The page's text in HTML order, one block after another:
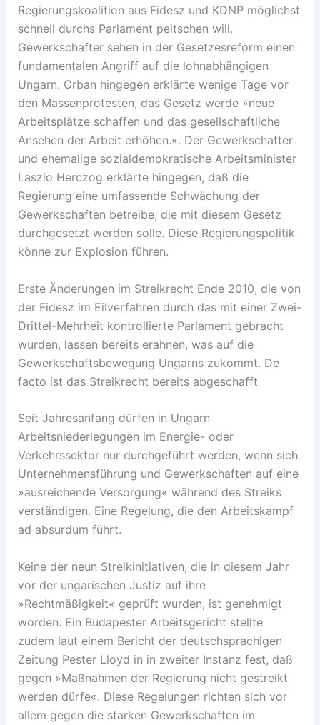
Regierungskoalition aus Fidesz und KDNP möglichst
schnell durchs Parlament peitschen will.
Gewerkschafter sehen in der Gesetzesreform einen
fundamentalen Angriff auf die lohnabhängigen
Ungarn. Orban hingegen erklärte wenige Tage vor
den Massenprotesten, das Gesetz werde »neue
Arbeitsplätze schaffen und das gesellschaftliche
Ansehen der Arbeit erhöhen.«. Der Gewerkschafter
und ehemalige sozialdemokratische Arbeitsminister
Laszlo Herczog erklärte hingegen, daß die
Regierung eine umfassende Schwächung der
Gewerkschaften betreibe, die mit diesem Gesetz
durchgesetzt werden solle. Diese Regierungspolitik
könne zur Explosion führen.
Erste Änderungen im Streikrecht Ende 2010, die von
der Fidesz im Eilverfahren durch das mit einer Zwei-
Drittel-Mehrheit kontrollierte Parlament gebracht
wurden, lassen bereits erahnen, was auf die
Gewerkschaftsbewegung Ungarns zukommt. De
facto ist das Streikrecht bereits abgeschafft
Seit Jahresanfang dürfen in Ungarn
Arbeitsniederlegungen im Energie- oder
Verkehrssektor nur durchgeführt werden, wenn sich
Unternehmensführung und Gewerkschaften auf eine
»ausreichende Versorgung« während des Streiks
verständigen. Eine Regelung, die den Arbeitskampf
ad absurdum führt.
Keine der neun Streikinitiativen, die in diesem Jahr
vor der ungarischen Justiz auf ihre
»Rechtmäßigkeit« geprüft wurden, ist genehmigt
worden. Ein Budapester Arbeitsgericht stellte
zudem laut einem Bericht der deutschsprachigen
Zeitung Pester Lloyd in in zweiter Instanz fest, daß
gegen »Maßnahmen der Regierung nicht gestreikt
werden dürfe«. Diese Regelungen richten sich vor
allem gegen die starken Gewerkschaften im